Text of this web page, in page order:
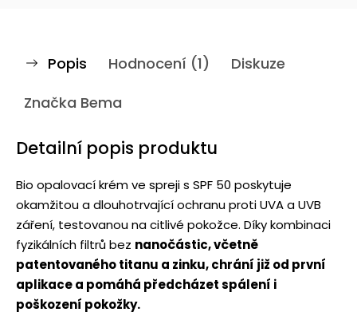
Popis Hodnocení (1)
Diskuze
Značka Bema
Detailní popis produktu
Bio opalovací krém ve spreji s SPF 50 poskytuje
okamžitou a dlouhotrvající ochranu proti UVA a UVB
záření, testovanou na citlivé pokožce. Díky kombinaci
fyzikálních filtrů bez nanočástic, včetně
patentovaného titanu a zinku, chrání již od první
aplikace a pomáhá předcházet spálení i
poškození pokožky.